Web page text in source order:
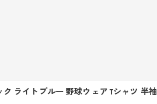
ライトブルー 野球ウェア Tシャツ 半袖